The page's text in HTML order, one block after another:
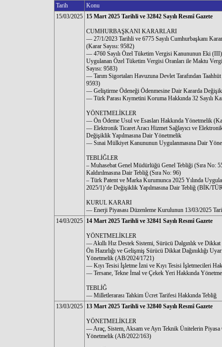
Tarih
Konu
15/03/2025 15 Mart 2025 Tarihli ve 32842 Sayılı Resmî Gazete
CUMHURBAŞKANI KARARLARI
–– 27/1/2023 Tarihli ve 6775 Sayılı Cumhurbaşkanı
(Karar Sayısı: 9582)
–– 4760 Sayılı Özel Tüketim Vergisi Kanununun Eki
Uygulanan Özel Tüketim Vergisi Oranları ile Maktu
Sayısı: 9583)
–– Tarım Sigortaları Havuzuna Devlet Tarafından
9593)
–– Geliştirme Ödeneği Ödenmesine Dair Kararda
–– Türk Parası Kıymetini Koruma Hakkında 32 Sayılı
YÖNETMELİKLER
–– Ön Ödeme Usul ve Esasları Hakkında Yönetmelik
–– Elektronik Ticaret Aracı Hizmet Sağlayıcı ve
Değişiklik Yapılmasına Dair Yönetmelik
–– Sınai Mülkiyet Kanununun Uygulanmasına Dair
TEBLİĞLER
– Muhasebat Genel Müdürlüğü Genel Tebliği (Sıra No:
Kaldırılmasına Dair Tebliğ (Sıra No: 96)
– Türk Patent ve Marka Kurumunca 2025 Yılında
2025/1)’de Değişiklik Yapılmasına Dair Tebliğ (BİK/
KURUL KARARI
–– Enerji Piyasası Düzenleme Kurulunun 13/03/2025
14/03/2025 14 Mart 2025 Tarihli ve 32841 Sayılı Resmî Gazete
YÖNETMELİKLER
–– Akıllı Hız Destek Sistemi, Sürücü Dalgınlık ve
Ön Hazırlığı ve Gelişmiş Sürücü Dikkat Dağınıklığı
Yönetmelik (AB/2024/1721)
–– Kıyı Tesisi İşletme İzni ve Kıyı Tesisi İşletmecileri
–– Tersane, Tekne İmal ve Çekek Yeri Hakkında
TEBLİĞ
–– Milletlerarası Tahkim Ücret Tarifesi Hakkında Tebliğ
13/03/2025 13 Mart 2025 Tarihli ve 32840 Sayılı Resmî Gazete
YÖNETMELİKLER
–– Araç, Sistem, Aksam ve Ayrı Teknik Ünitelerin
Yönetmelik (AB/2022/163)